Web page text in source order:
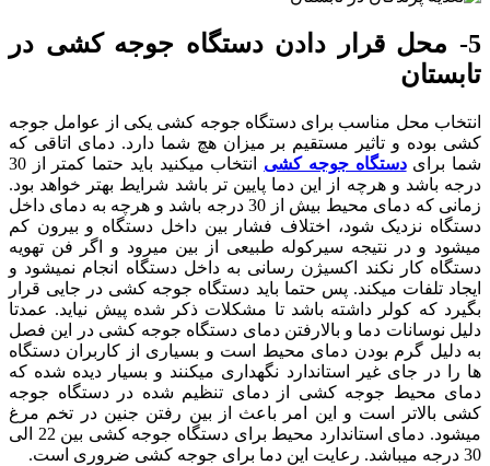
5- محل قرار دادن دستگاه جوجه کشی در
تابستان
انتخاب محل مناسب برای دستگاه جوجه کشی یکی از عوامل جوجه
کشی بوده و تاثیر مستقیم بر میزان هچ شما دارد. دمای اتاقی که
شما برایدستگاه جوجه کشی
انتخاب میکنید باید حتما کمتر از 30
درجه باشد و هرچه از این دما پایین تر باشد شرایط بهتر خواهد بود.
زمانی که دمای محیط بیش از 30 درجه باشد و هرچه به دمای داخل
دستگاه نزدیک شود، اختلاف فشار بین داخل دستگاه و بیرون کم
میشود و در نتیجه سیرکوله طبیعی از بین میرود و اگر فن تهویه
دستگاه کار نکند اکسیژن رسانی به داخل دستگاه انجام نمیشود و
ایجاد تلفات میکند. پس حتما باید دستگاه جوجه کشی در جایی قرار
بگیرد که کولر داشته باشد تا مشکلات ذکر شده پیش نیاید. عمدتا
دلیل نوسانات دما و بالارفتن دمای دستگاه جوجه کشی در این فصل
به دلیل گرم بودن دمای محیط است و بسیاری از کاربران دستگاه
ها را در جای غیر استاندارد نگهداری میکنند و بسیار دیده شده که
دمای محیط جوجه کشی از دمای تنظیم شده در دستگاه جوجه
کشی بالاتر است و این امر باعث از بین رفتن جنین در تخم مرغ
میشود. دمای استاندارد محیط برای دستگاه جوجه کشی بین 22 الی
30 درجه میباشد. رعایت این دما برای جوجه کشی ضروری است.